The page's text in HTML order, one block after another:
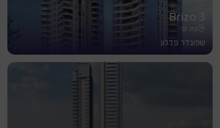
Brizo 3
בת ים
שפונדר פדלון